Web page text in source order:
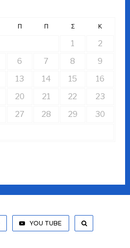
Π Π Σ Κ
1
2
6 7 8
9
13 14 15
16
20 21 22
23
27 28 29
30
YOU TUBE